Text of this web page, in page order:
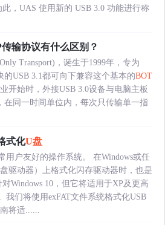
，UAS 使用新的 USB 3.0 功能进行称
输协议有什么区别？
Transport)，诞生于1999年，专为
的USB 3.1都可向下兼容这个基本的BOT
开始时，外接USB 3.0设备与电脑主板
在同一时间单位内，每次只传输单一指
式化U盘
用户友好的操作系统。 在Windows或任
驱动器）上格式化闪存驱动器时，也是
Windows 10，但它将适用于XP及更高
我们将使用exFAT文件系统格式化USB
将适......